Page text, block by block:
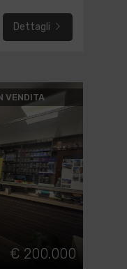
Dettagli
VENDITA
€ 200.000